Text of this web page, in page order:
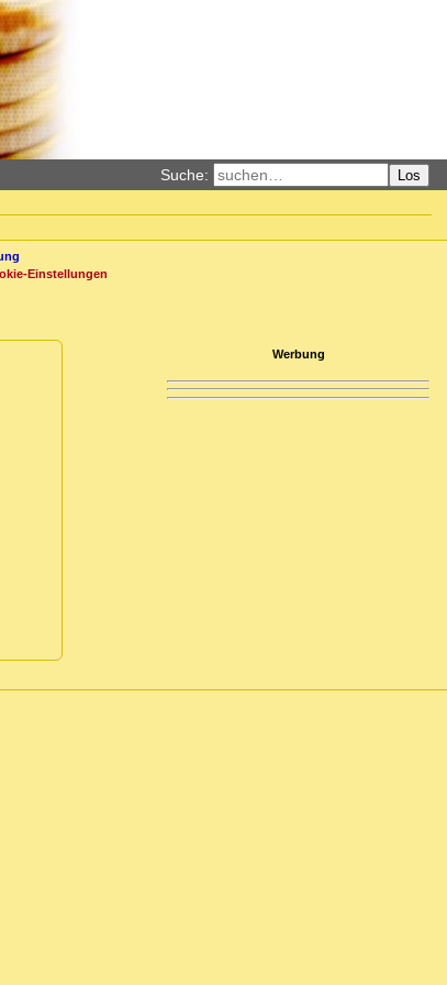
Suche: Los
Einstellungen
Werbung